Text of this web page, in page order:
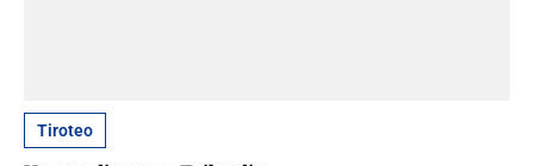
Tiroteo